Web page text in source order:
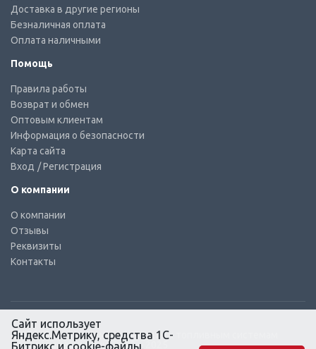
Доставка в другие регионы
Безналичная оплата
Оплата наличными
Помощь
Правила работы
Возврат и обмен
Оптовым клиентам
Информация о безопасности
Карта сайта
Вход / Регистрация
О компании
О компании
Отзывы
Реквизиты
Контакты
© КТС-Дизель – Комплектующие к топливным системам
Все права защищены, 2003 – 2025
Сайт использует
Яндекс.Метрику, средства 1С-
Битрикс и cookie-файлы.